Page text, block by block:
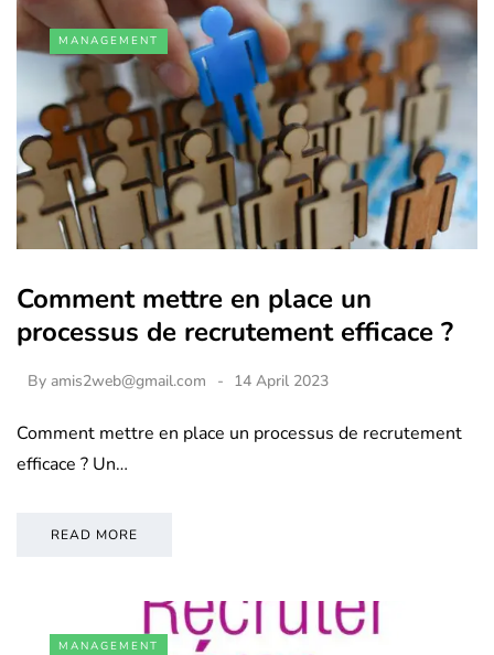
MANAGEMENT
Comment mettre en place un
processus de recrutement efficace ?
By amis2web@gmail.com 14 April 2023
Comment mettre en place un processus de recrutement
efficace ? Un…
READ MORE
MANAGEMENT